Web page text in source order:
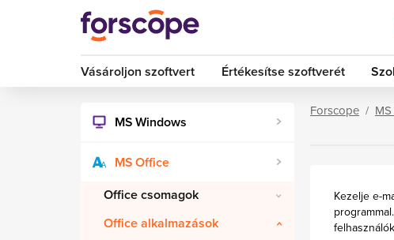
Vásároljon szoftvert Értékesítse szoftverét
MS Windows
MS Office
Office csomagok
Office alkalmazások
Forscope
Kezelje e-